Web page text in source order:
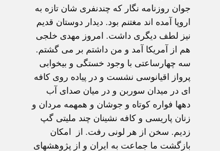
جوان روزنامه نگار که چندنفری شان تازه به
اروپا آمده اند مغتنم بود. دیدار دوستان قدیم
نیز لطف دیگری داشت. امروز مهدی خلجی
هم از آمریکا آمد و من داشتم بر می گشتم.
سه چهارساعتی با وجود خستگی و بیخوابی
پرواز اقیانوسی نشست و در پیاده روی کافه
ای در میدان سوربن و در میان صدای آب
دهها فواره کوتاه و جوشان و همهمه مردان و
زنان پاریسی و کافه نشینان چند ملیتی گپ
زدیم. سخن از هر لونی رفت. از امکان
بازگشت ما جماعت به ایران و از پژوهشهای